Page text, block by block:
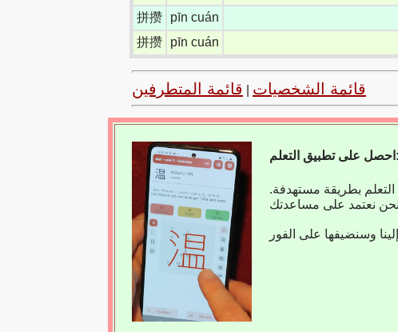
拼攒
pīn cuán
拼攒
pīn cuán
قائمة الشخصيات قائمة المتطرفين
احصل على تطبيق التعلم:
بطريقة مستهدفة.